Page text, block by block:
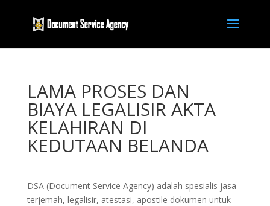
LAMA PROSES DAN
BIAYA LEGALISIR AKTA
KELAHIRAN DI
KEDUTAAN BELANDA
DSA (Document Service Agency) adalah spesialis jasa
terjemah, legalisir, atestasi, apostile dokumen untuk